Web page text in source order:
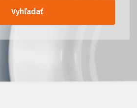
Vyhľadať